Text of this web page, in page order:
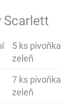
Scarlett
5 ks
zeleň
7 ks
zeleň